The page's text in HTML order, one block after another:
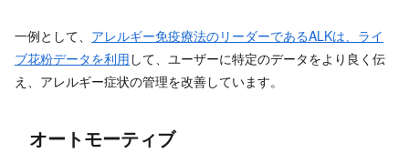
一例として、 アレルギー免疫療法のリーダーであるALKは、ライ
ブ花粉データを利用 して、ユーザーに特定のデータをより良く伝
え、アレルギー症状の管理を改善しています。
オートモーティブ